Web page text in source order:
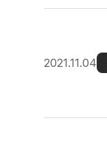
2021.11.04